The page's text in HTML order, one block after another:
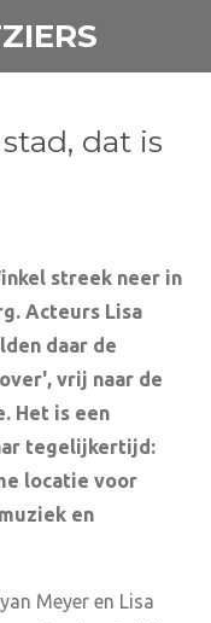
dat is
streek neer in
Acteurs Lisa
daar de
vrij naar de
Het is een
tegelijkertijd:
locatie voor
en
Meyer en Lisa